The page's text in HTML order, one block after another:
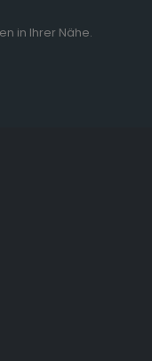
in Ihrer Nähe.